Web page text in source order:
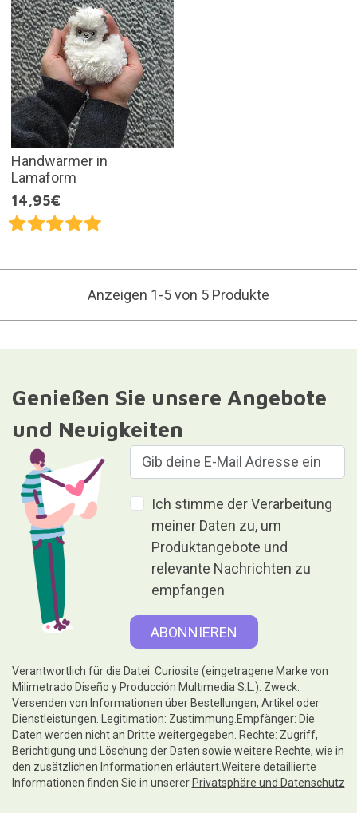
Handwärmer in
Lamaform
14,95€
Anzeigen 1-5 von 5 Produkte
Genießen Sie unsere Angebote
und Neuigkeiten
Ich stimme der Verarbeitung
meiner Daten zu, um
Produktangebote und
relevante Nachrichten zu
empfangen
Verantwortlich für die Datei: Curiosite (eingetragene Marke von
Milimetrado Diseño y Producción Multimedia S.L.). Zweck:
Versenden von Informationen über Bestellungen, Artikel oder
Dienstleistungen. Legitimation: Zustimmung.Empfänger: Die
Daten werden nicht an Dritte weitergegeben. Rechte: Zugriff,
Berichtigung und Löschung der Daten sowie weitere Rechte, wie in
den zusätzlichen Informationen erläutert.Weitere detaillierte
Informationen finden Sie in unserer Privatsphäre und Datenschutz